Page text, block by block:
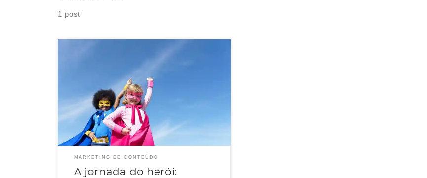
1 post
A Jornada do Herói é um arquétipo narrativo comum ou
modelo de história, que envolve um herói que depois volta para
casa transformado.
MARKETING DE CONTEÚDO
A jornada do herói: